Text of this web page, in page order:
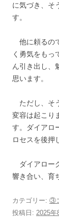
に気づき、そ
す。
他に頼るの
く勇気をもっ
ん引き出し、
思います。
ただし、そ
変容は起こり
す。ダイアロ
ロセスを後押
ダイアロー
響き合い、育
カテゴリー: ③
投稿日: 2025年